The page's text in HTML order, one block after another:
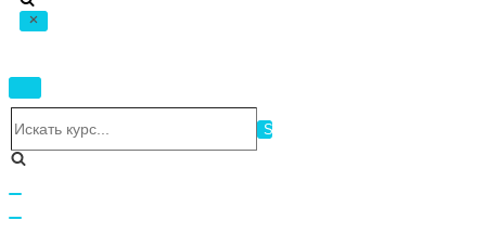
Показать/
Скрыть
навигацию
Скрыть